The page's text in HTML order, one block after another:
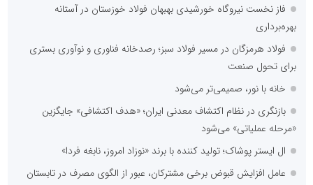
فاز نخست نیروگاه خورشیدی بهبهان فولاد خوزستان در آستانه
بهره‌برداری
فولاد هرمزگان در مسیر فولاد سبز؛ رصدخانه فناوری و نوآوری بستری
برای تحول صنعت
خانه با نور، صمیمی‌تر می‌شود
بازنگری در نظام اکتشاف معدنی ایران؛ «هدف اکتشافی» جایگزین
«مرحله عملیاتی» می‌شود
ال ایستر پوشاک؛ تولید کننده با برند «نوزاد امروز، نابغه فردا»
عامل افزایش قبوض برخی مشترکان، عبور از الگوی مصرف در تابستان